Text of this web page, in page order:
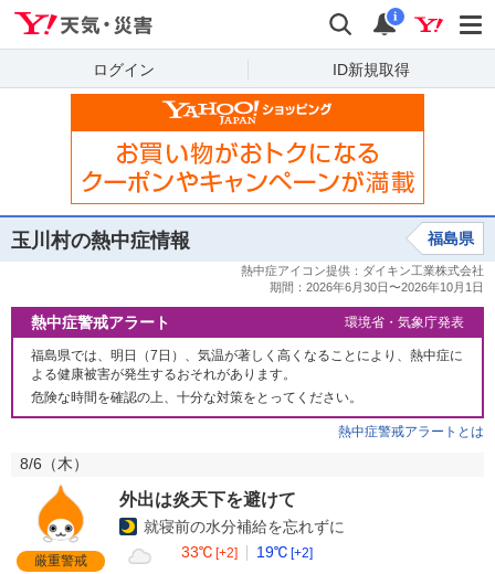
検索 通知
i
ログイン ID新規取得
玉川村の熱中症情報 福島県
熱中症警戒アラート 環境省・気象庁発表
福島県では、明日（7日）、気温が著しく高くなることにより、熱中症に
よる健康被害が発生するおそれがあります。
危険な時間を確認の上、十分な対策をとってください。
熱中症警戒アラートとは
8/6（木）
厳重警戒
外出は炎天下を避けて
就寝前の水分補給を忘れずに
33℃ [+2] 19℃ [+2]